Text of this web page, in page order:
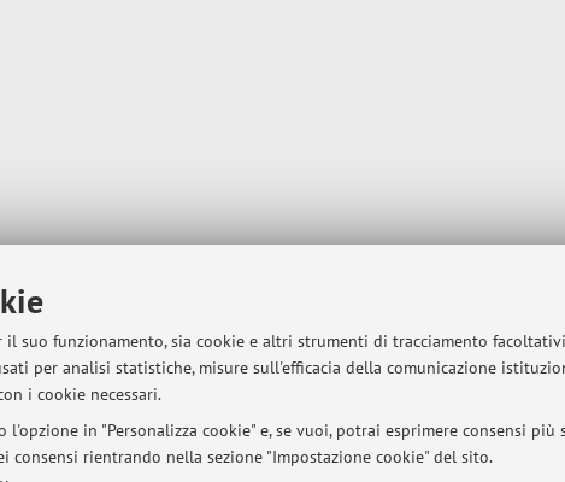
suo funzionamento, sia cookie e altri strumenti di tracciamento
per analisi statistiche, misure sull'efficacia della comunicazione
i cookie necessari.
in "Personalizza cookie" e, se vuoi, potrai esprimere consensi
consensi rientrando nella sezione "Impostazione cookie" del sito.